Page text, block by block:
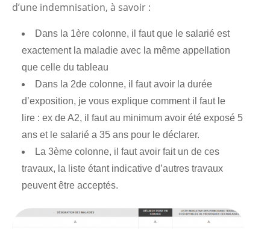
d’une indemnisation, à savoir :
Dans la 1ère colonne, il faut que le salarié est
exactement la maladie avec la même appellation
que celle du tableau
Dans la 2de colonne, il faut avoir la durée
d’exposition, je vous explique comment il faut le
lire : ex de A2, il faut au minimum avoir été exposé 5
ans et le salarié a 35 ans pour le déclarer.
La 3ème colonne, il faut avoir fait un de ces
travaux, la liste étant indicative d’autres travaux
peuvent être acceptés.